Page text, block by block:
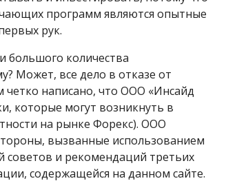
программ являются опытные
рук.
большого количества
Может, все дело в отказе от
написано, что ООО «Инсайд
которые могут возникнуть в
на рынке Форекс). ООО
вызванные использованием
и рекомендаций третьих
содержащейся на данном сайте.